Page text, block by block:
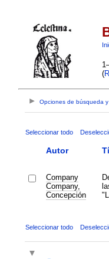
(
Opciones de búsqueda y
Seleccionar todo
Autor
Company
Company,
Concepción
Seleccionar todo